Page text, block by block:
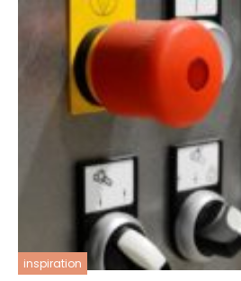
inspiration